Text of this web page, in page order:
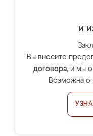
и
Вы вносите
договора, и мы
Возможна